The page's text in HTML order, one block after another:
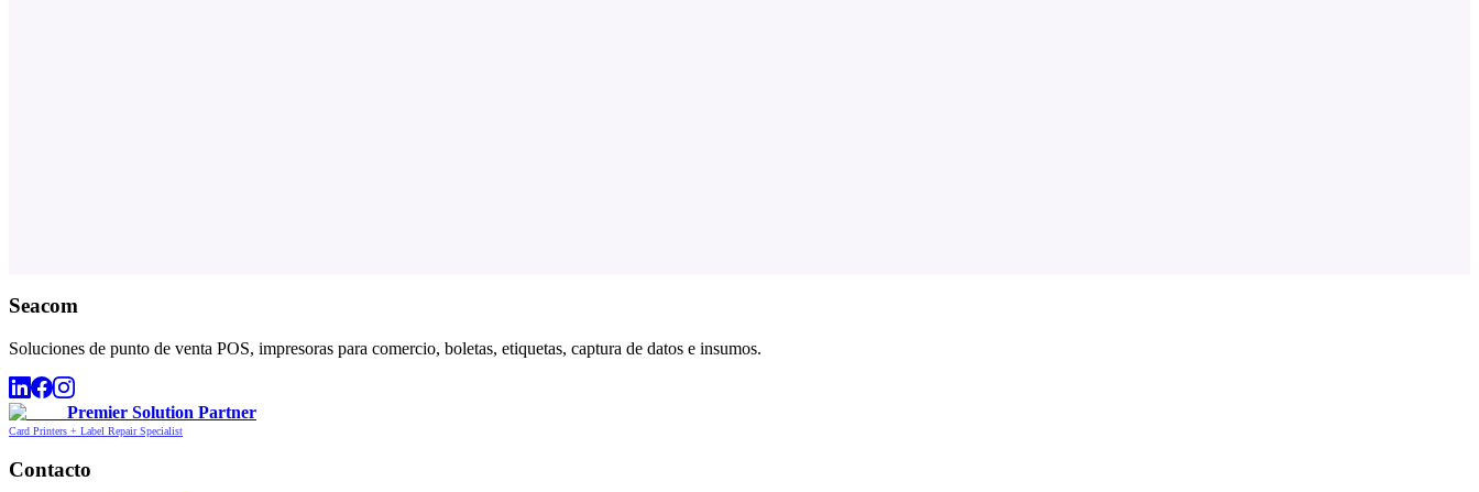
Seacom
Soluciones de punto de venta POS, impresoras para comercio, boletas, etiquetas, captura de datos e insumos.
Premier Solution Partner
Card Printers + Label Repair Specialist
Contacto